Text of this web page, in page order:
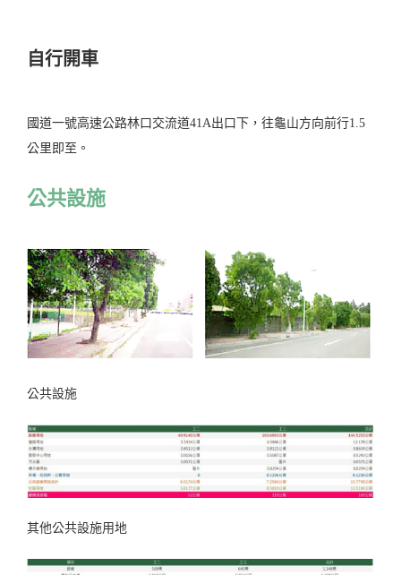
自行開車
國道一號高速公路林口交流道41A出口下，往龜山方向前行1.5
公里即至。
公共設施
公共設施
其他公共設施用地